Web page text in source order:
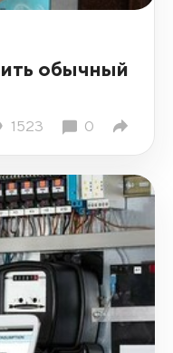
обычный
1523 0